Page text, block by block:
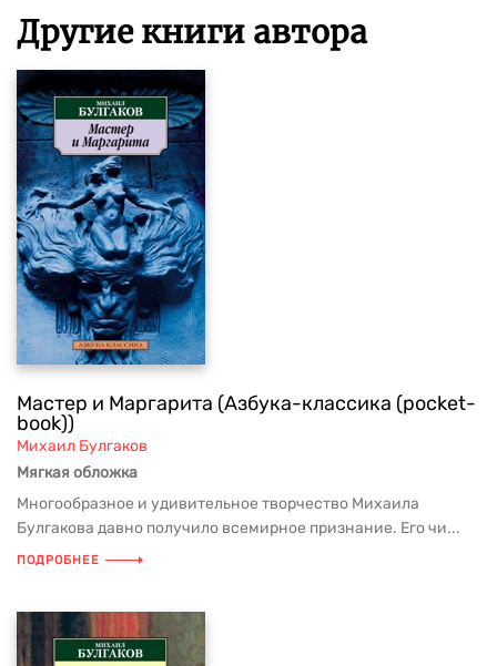
Другие книги автора
Мастер и Маргарита (Азбука-классика (pocket-
book))
Михаил Булгаков
Мягкая обложка
Многообразное и удивительное творчество Михаила
Булгакова давно получило всемирное признание. Его чи...
ПОДРОБНЕЕ